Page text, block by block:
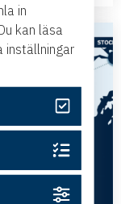
in
kan läsa
inställningar